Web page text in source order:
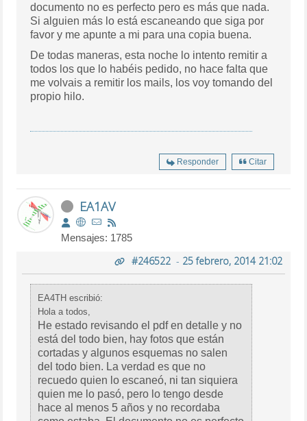
documento no es perfecto pero es más que nada.
Si alguien más lo está escaneando que siga por
favor y me apunte a mi para una copia buena.
De todas maneras, esta noche lo intento remitir a
todos los que lo habéis pedido, no hace falta que
me volvais a remitir los mails, los voy tomando del
propio hilo.
Responder Citar
EA1AV
Mensajes: 1785
#246522- 25 febrero, 2014 21:02
EA4TH escribió:
Hola a todos,
He estado revisando el pdf en detalle y no
está del todo bien, hay fotos que están
cortadas y algunos esquemas no salen
del todo bien. La verdad es que no
recuedo quien lo escaneó, ni tan siquiera
quien me lo pasó, pero lo tengo desde
hace al menos 5 años y no recordaba